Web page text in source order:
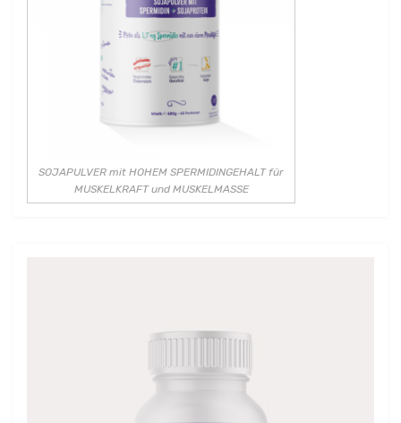
SOJAPULVER mit HOHEM SPERMIDINGEHALT für
MUSKELKRAFT und MUSKELMASSE